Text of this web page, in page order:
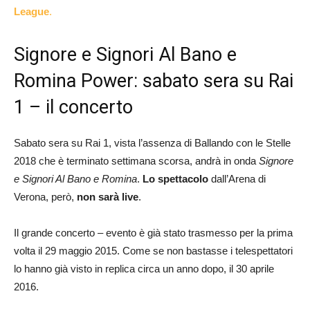
League.
Signore e Signori Al Bano e
Romina Power: sabato sera su Rai
1 – il concerto
Sabato sera su Rai 1, vista l’assenza di Ballando con le Stelle
2018 che è terminato settimana scorsa, andrà in onda Signore
e Signori Al Bano e Romina. Lo spettacolo dall’Arena di
Verona, però, non sarà live.
Il grande concerto – evento è già stato trasmesso per la prima
volta il 29 maggio 2015. Come se non bastasse i telespettatori
lo hanno già visto in replica circa un anno dopo, il 30 aprile
2016.